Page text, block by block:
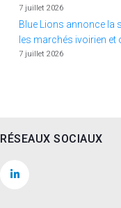
7 juillet 2026
Blue Lions annonce la
les marchés ivoirien et
7 juillet 2026
RÉSEAUX SOCIAUX